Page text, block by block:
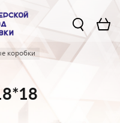
коробки